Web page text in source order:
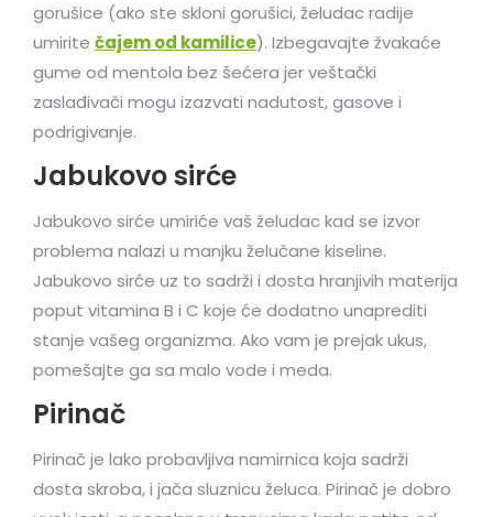
gorušice (ako ste skloni gorušici, želudac radije
umirite čajem od kamilice). Izbegavajte žvakaće
gume od mentola bez šećera jer veštački
zaslađivači mogu izazvati nadutost, gasove i
podrigivanje.
Jabukovo sirće
Jabukovo sirće umiriće vaš želudac kad se izvor
problema nalazi u manjku želučane kiseline.
Jabukovo sirće uz to sadrži i dosta hranjivih materija
poput vitamina B i C koje će dodatno unaprediti
stanje vašeg organizma. Ako vam je prejak ukus,
pomešajte ga sa malo vode i meda.
Pirinač
Pirinač je lako probavljiva namirnica koja sadrži
dosta skroba, i jača sluznicu želuca. Pirinač je dobro